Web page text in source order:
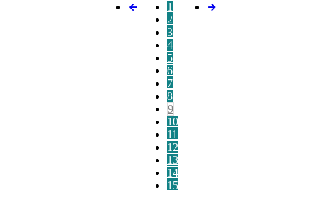
1
2
3
4
5
6
7
8
9
10
11
12
13
14
15